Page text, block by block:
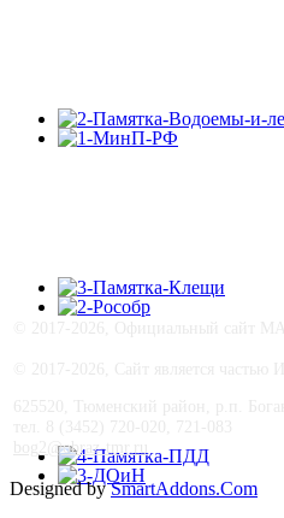
bog2@obraz-tmr.ru
Designed bySmartAddons.Com